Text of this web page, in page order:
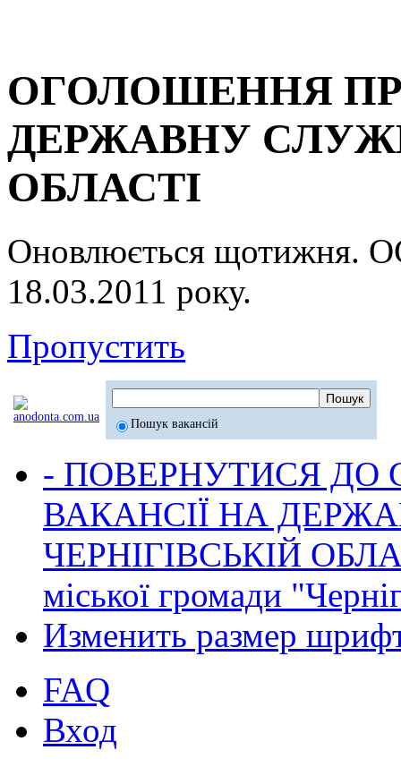
ОГОЛОШЕННЯ
ДЕРЖАВНУ
ОБЛАСТІ
Оновлюється
18.03.2011 року.
Пропустить
Пошук вакансій
- ПОВЕРНУТИСЯ ДО
ВАКАНСІЇ НА
ЧЕРНІГІВСЬКІЙ
міської громади
Изменить размер
FAQ
Вход